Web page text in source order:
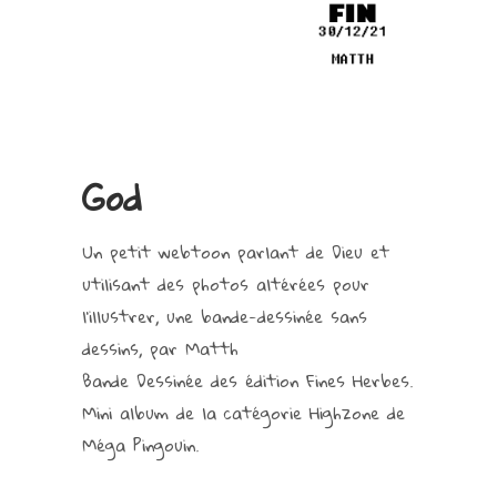
God
Un petit webtoon parlant de Dieu et
utilisant des photos altérées pour
l’illustrer, une bande-dessinée sans
dessins, par Matth
Bande Dessinée des édition Fines Herbes.
Mini album de la catégorie Highzone de
Méga Pingouin.